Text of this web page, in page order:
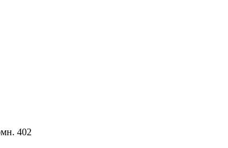
402